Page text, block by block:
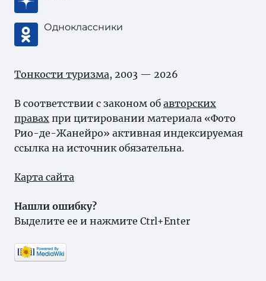
Одноклассники
Тонкости туризма, 2003 — 2026
В соответствии с законом об авторских
правах при цитировании материала «Фото
Рио-де-Жанейро» активная индексируемая
ссылка на источник обязательна.
Карта сайта
Нашли ошибку?
Выделите ее и нажмите Ctrl+Enter